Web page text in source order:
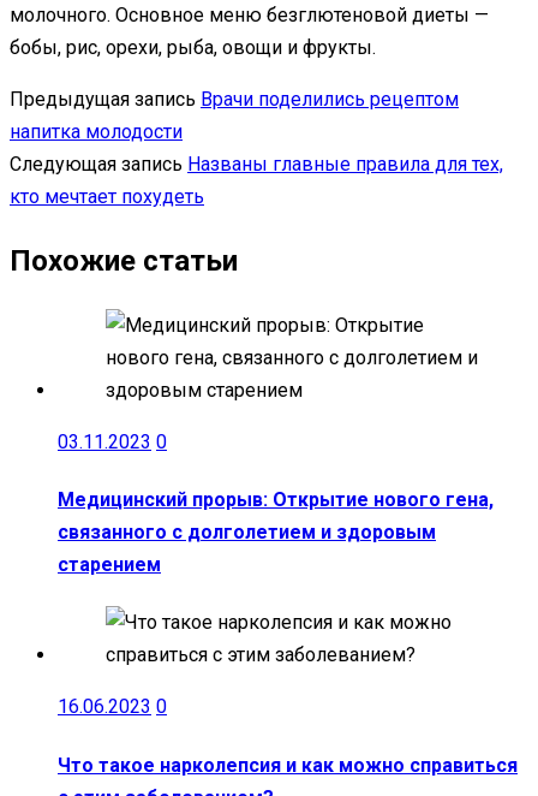
молочного. Основное меню безглютеновой диеты —
бобы, рис, орехи, рыба, овощи и фрукты.
Предыдущая запись Врачи поделились рецептом
напитка молодости
Следующая запись Названы главные правила для тех,
кто мечтает похудеть
Похожие статьи
03.11.2023 0
Медицинский прорыв: Открытие нового гена,
связанного с долголетием и здоровым
старением
16.06.2023 0
Что такое нарколепсия и как можно справиться